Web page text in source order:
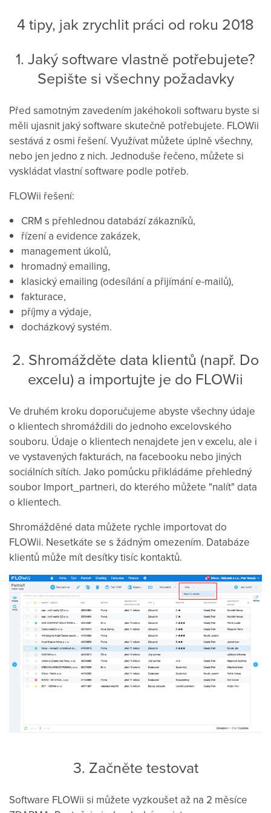
4 tipy, jak zrychlit práci od roku 2018
1. Jaký software vlastně potřebujete?
Sepište si všechny požadavky
Před samotným zavedením jakéhokoli softwaru byste si
měli ujasnit jaký software skutečně potřebujete. FLOWii
sestává z osmi řešení. Využívat můžete úplně všechny,
nebo jen jedno z nich. Jednoduše řečeno, můžete si
vyskládat vlastní software podle potřeb.
FLOWii řešení:
CRM s přehlednou databází zákazníků,
řízení a evidence zakázek,
management úkolů,
hromadný emailing,
klasický emailing (odesílání a přijímání e-mailů),
fakturace,
příjmy a výdaje,
docházkový systém.
2. Shromážděte data klientů (např. Do
excelu) a importujte je do FLOWii
Ve druhém kroku doporučujeme abyste všechny údaje
o klientech shromáždili do jednoho excelovského
souboru. Údaje o klientech nenajdete jen v excelu, ale i
ve vystavených fakturách, na facebooku nebo jiných
sociálních sítích. Jako pomůcku přikládáme přehledný
soubor Import_partneri, do kterého můžete "nalít" data
o klientech.
Shromážděné data můžete rychle importovat do
FLOWii. Nesetkáte se s žádným omezením. Databáze
klientů může mít desítky tisíc kontaktů.
3. Začněte testovat
Software FLOWii si můžete vyzkoušet až na 2 měsíce